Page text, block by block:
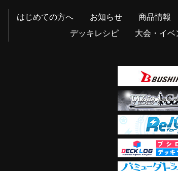
はじめての方へ お知らせ 商品情報
デッキレシピ
大会・イベ